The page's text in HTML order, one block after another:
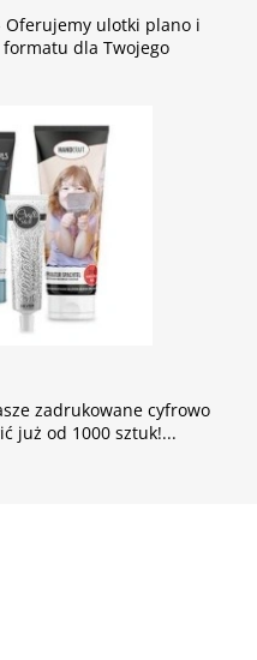
Oferujemy ulotki plano i
dla Twojego
zadrukowane cyfrowo
już od 1000 sztuk!